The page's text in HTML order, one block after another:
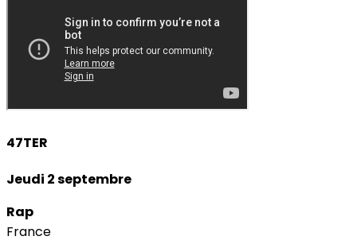
47TER
Jeudi 2 septembre
Rap
France